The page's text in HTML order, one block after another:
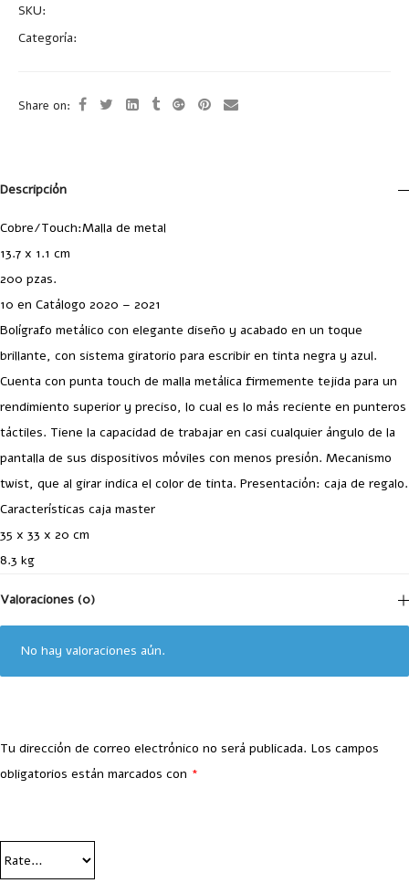
SKU:
Categoría:
Share on:
Descripción
Cobre/Touch:Malla de metal
13.7 x 1.1 cm
200 pzas.
10 en Catálogo 2020 – 2021
Bolígrafo metálico con elegante diseño y acabado en un toque
brillante, con sistema giratorio para escribir en tinta negra y azul.
Cuenta con punta touch de malla metálica firmemente tejida para un
rendimiento superior y preciso, lo cual es lo más reciente en punteros
táctiles. Tiene la capacidad de trabajar en casi cualquier ángulo de la
pantalla de sus dispositivos móviles con menos presión. Mecanismo
twist, que al girar indica el color de tinta. Presentación: caja de regalo.
Características caja master
35 x 33 x 20 cm
8.3 kg
Valoraciones (0)
No hay valoraciones aún.
Tu dirección de correo electrónico no será publicada. Los campos
obligatorios están marcados con *